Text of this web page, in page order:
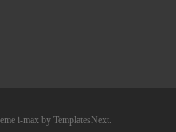
i-max by TemplatesNext.